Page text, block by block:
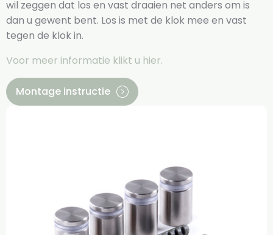
wil zeggen dat los en vast draaien net anders om is
dan u gewent bent. Los is met de klok mee en vast
tegen de klok in.
Voor meer informatie klikt u hier.
Montage instructie